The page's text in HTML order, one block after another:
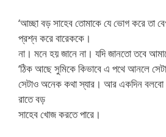
‘আচ্ছা বড় সাহেব তোমাকে যে ভোগ করে তা
প্রশ্ন করে বারেককে।
না। মনে হয় জানে না। যদি জানতো তবে
‘ঠিক আছে সুমিকে কিভাবে এ পথে আনলে
সেটাও অনেক কথা স্যার। আর একদিন
রাতে বড়
সাহেব খোজ করতে পারে।